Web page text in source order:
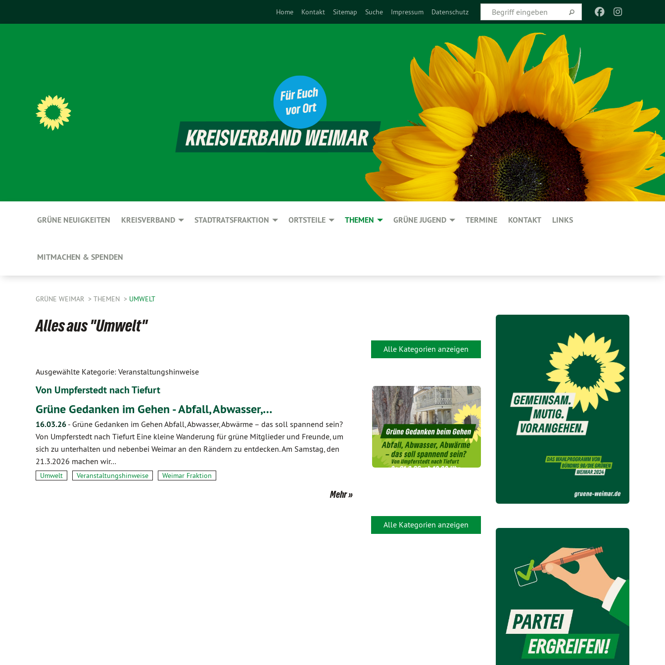
Home Kontakt Sitemap Suche Impressum Datenschutz
GRÜNE NEUIGKEITEN KREISVERBAND STADTRATSFRAKTION ORTSTEILE THEMEN GRÜNE JUGEND TERMINE KONTAKT LINKS
MITMACHEN & SPENDEN
GRÜNE WEIMAR THEMEN UMWELT
Alles aus "Umwelt"
Alle Kategorien anzeigen
Ausgewählte Kategorie: Veranstaltungshinweise
Von Umpferstedt nach Tiefurt
Grüne Gedanken im Gehen - Abfall, Abwasser,…
16.03.26 - Grüne Gedanken im Gehen Abfall, Abwasser, Abwärme – das soll spannend sein?
Von Umpferstedt nach Tiefurt Eine kleine Wanderung für grüne Mitglieder und Freunde, um
sich zu unterhalten und nebenbei Weimar an den Rändern zu entdecken. Am Samstag, den
21.3.2026 machen wir…
Umwelt Veranstaltungshinweise Weimar Fraktion
Mehr
Alle Kategorien anzeigen